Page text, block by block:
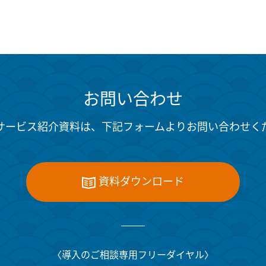
お問い合わせ
ービス紹介資料は、下記フォームよりお問い合わせく
資料ダウンロード
〈導入のご相談専用フリーダイヤル〉